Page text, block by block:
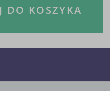
DO KOSZYKA